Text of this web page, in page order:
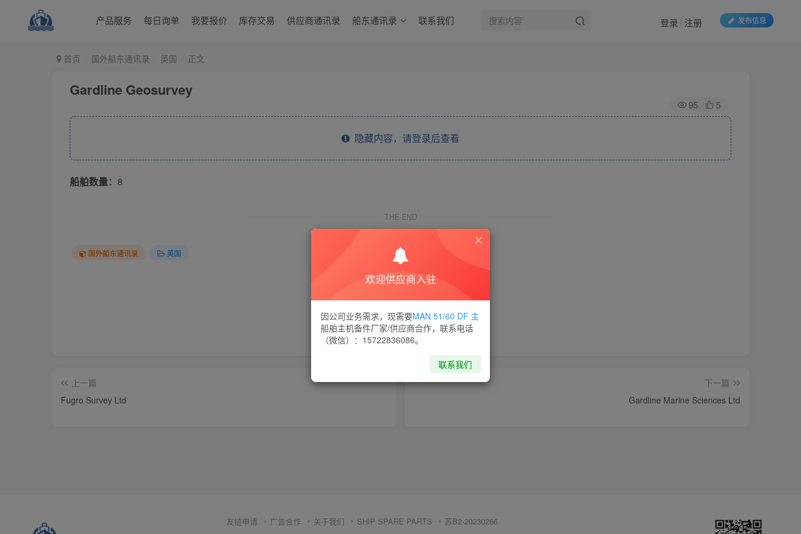
产品服务 每日询单 我要报价 库存交易 供应商通讯录 船东通讯录 联系我们 发布信息
登录 注册
首页 国外船东通讯录 英国 正文
Gardline Geosurvey
95 5
隐藏内容，请登录后查看
船舶数量： 8
THE END
国外船东通讯录 英国
喜欢就支持一下吧
点赞5 分享 收藏
上一篇
Fugro Survey Ltd
下一篇
Gardline Marine Sciences Ltd
友链申请 广告合作 关于我们 SHIP SPARE PARTS 苏B2-20230266
欢迎供应商入驻
因公司业务需求，现需要MAN 51/60 DF 主
船舶主机备件厂家/供应商合作，联系电话
（微信）：15722836086。
联系我们